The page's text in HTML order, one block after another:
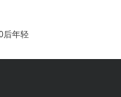
后年轻